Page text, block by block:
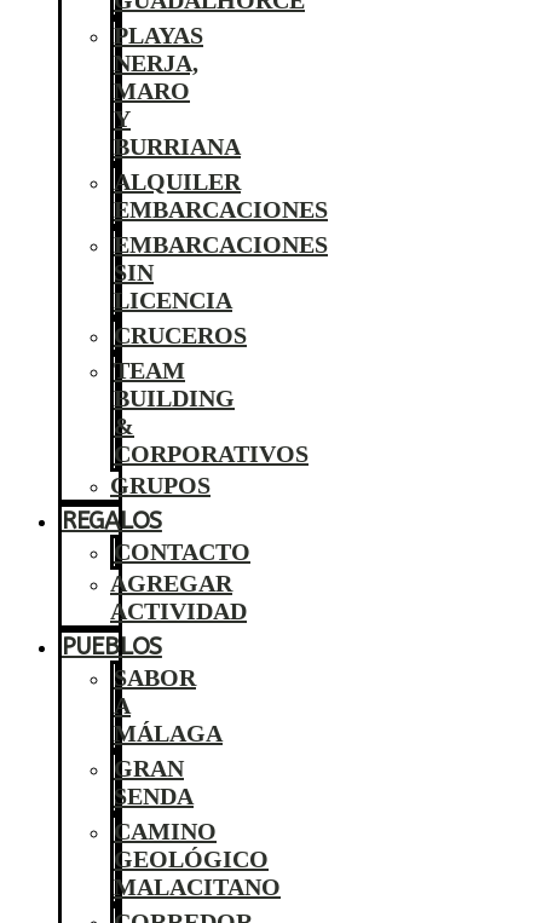
PLAYAS
NERJA,
MARO
Y
BURRIANA
ALQUILER
EMBARCACIONES
EMBARCACIONES
SIN
LICENCIA
CRUCEROS
TEAM
BUILDING
&
CORPORATIVOS
GRUPOS
REGALOS
CONTACTO
AGREGAR
ACTIVIDAD
PUEBLOS
SABOR
A
MÁLAGA
GRAN
SENDA
CAMINO
GEOLÓGICO
MALACITANO